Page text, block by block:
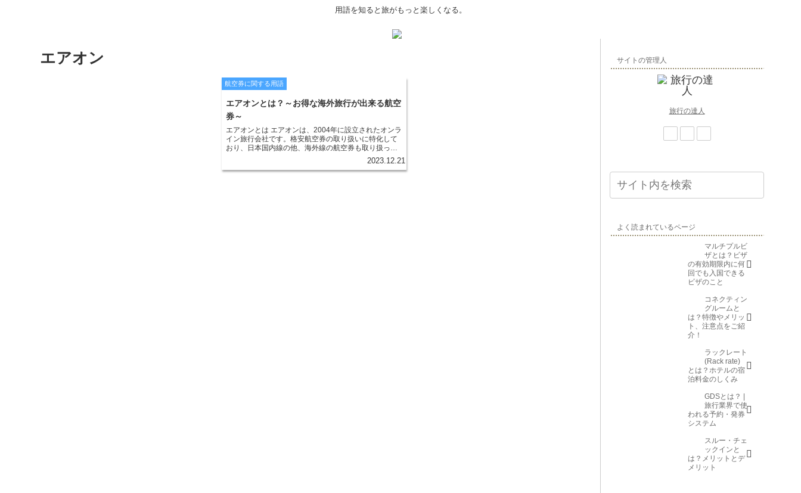
用語を知ると旅がもっと楽しくなる。
エアオン
航空券に関する用語
エアオンとは？～お得な海外旅行が出来る航空
券～
エアオンとは エアオンは、2004年に設立されたオンラ
イン旅行会社です。格安航空券の取り扱いに特化して
おり、日本国内線の他、海外線の航空券も取り扱って
います。エアオンの特徴は、独自のシステムで航空券
を検索できる点です。エアオンのシステムでは、出発
地、到着地、出発日、帰国日、航空会社、座席クラス
2023.12.21
サイトの管理人
旅行の達人
よく読まれているページ
マルチプルビ
ザとは？ビザ
の有効期限内に何
回でも入国できる
ビザのこと
コネクティン
グルームと
は？特徴やメリッ
ト、注意点をご紹
介！
ラックレート
(Rack rate)
とは？ホテルの宿
泊料金のしくみ
GDSとは？ |
旅行業界で使
われる予約・発券
システム
スルー・チェ
ックインと
は？メリットとデ
メリット